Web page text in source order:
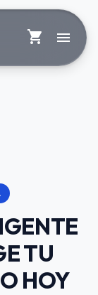
shopping_cart menu
TU
HOY